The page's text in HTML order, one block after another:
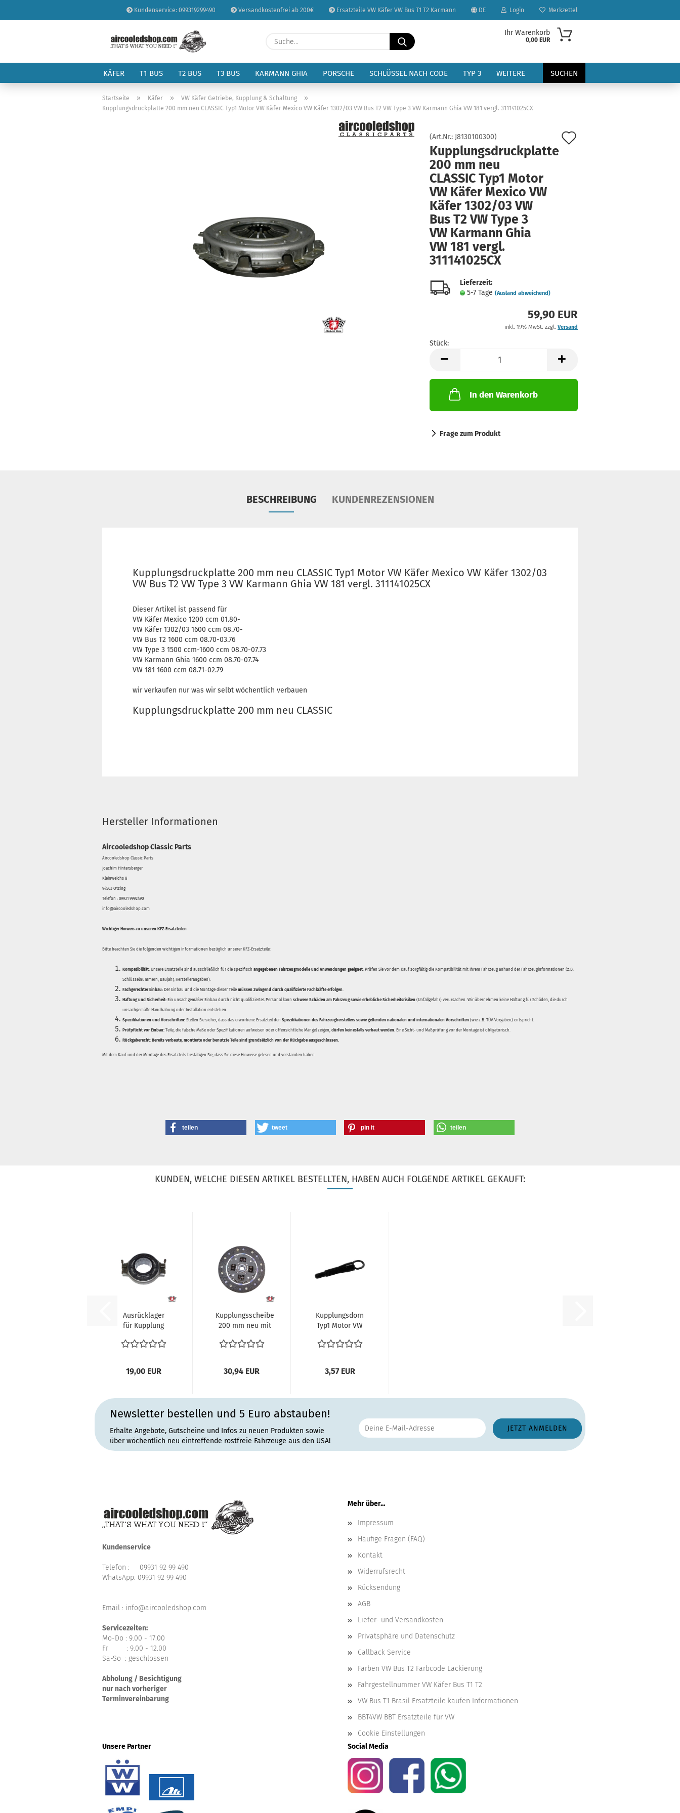
Kundenservice: 099319299490 Versandkostenfrei ab 200€ Ersatzteile VW Käfer VW Bus T1 T2 Karmann DE
Sprache auswählen
Lieferland
Login
Konto erstellen
Passwort vergessen?
Merkzettel
Suche...
Ihr Warenkorb
0,00 EUR
KÄFER T1 BUS T2 BUS T3 BUS KARMANN GHIA PORSCHE SCHLÜSSEL NACH CODE TYP 3 SUCHEN
WEITERE
Startseite » Käfer » VW Käfer Getriebe, Kupplung & Schaltung »
Kupplungsdruckplatte 200 mm neu CLASSIC Typ1 Motor VW Käfer Mexico VW Käfer 1302/03 VW Bus T2 VW Type 3 VW Karmann Ghia VW 181 vergl. 311141025CX
(Art.Nr.: J8130100300)
Kupplungsdruckplatte
200 mm neu
CLASSIC Typ1 Motor
VW Käfer Mexico VW
Käfer 1302/03 VW
Bus T2 VW Type 3
VW Karmann Ghia
VW 181 vergl.
311141025CX
Lieferzeit:
5-7 Tage (Ausland abweichend)
59,90 EUR
inkl. 19% MwSt. zzgl. Versand
Stück:
Stück
In den Warenkorb
Frage zum Produkt
BESCHREIBUNG KUNDENREZENSIONEN
Kupplungsdruckplatte 200 mm neu CLASSIC Typ1 Motor VW Käfer Mexico VW Käfer 1302/03
VW Bus T2 VW Type 3 VW Karmann Ghia VW 181 vergl. 311141025CX
Dieser Artikel ist passend für
VW Käfer Mexico 1200 ccm 01.80-
VW Käfer 1302/03 1600 ccm 08.70-
VW Bus T2 1600 ccm 08.70-03.76
VW Type 3 1500 ccm-1600 ccm 08.70-07.73
VW Karmann Ghia 1600 ccm 08.70-07.74
VW 181 1600 ccm 08.71-02.79
wir verkaufen nur was wir selbt wöchentlich verbauen
Kupplungsdruckplatte 200 mm neu CLASSIC
Hersteller Informationen
Aircooledshop Classic Parts
Aircooledshop Classic Parts
Joachim Hintersberger
Kleinweichs 8
94563 Otzing
Telefon : 09931 9992490
info@aircooledshop.com
Wichtiger Hinweis zu unseren KFZ-Ersatzteilen
Bitte beachten Sie die folgenden wichtigen Informationen bezüglich unserer KFZ-Ersatzteile:
Kompatibilität: Unsere Ersatzteile sind ausschließlich für die spezifisch angegebenen Fahrzeugmodelle und Anwendungen geeignet. Prüfen Sie vor dem Kauf sorgfältig die Kompatibilität mit Ihrem Fahrzeug anhand der Fahrzeuginformationen (z.B.
Schlüsselnummern, Baujahr, Herstellerangaben).
Fachgerechter Einbau: Der Einbau und die Montage dieser Teile müssen zwingend durch qualifizierte Fachkräfte erfolgen.
Haftung und Sicherheit: Ein unsachgemäßer Einbau durch nicht qualifiziertes Personal kann schwere Schäden am Fahrzeug sowie erhebliche Sicherheitsrisiken (Unfallgefahr) verursachen. Wir übernehmen keine Haftung für Schäden, die durch
unsachgemäße Handhabung oder Installation entstehen.
Spezifikationen und Vorschriften: Stellen Sie sicher, dass das erworbene Ersatzteil den Spezifikationen des Fahrzeugherstellers sowie geltenden nationalen und internationalen Vorschriften (wie z.B. TÜV-Vorgaben) entspricht.
Prüfpflicht vor Einbau: Teile, die falsche Maße oder Spezifikationen aufweisen oder offensichtliche Mängel zeigen, dürfen keinesfalls verbaut werden. Eine Sicht- und Maßprüfung vor der Montage ist obligatorisch.
Rückgaberecht: Bereits verbaute, montierte oder benutzte Teile sind grundsätzlich von der Rückgabe ausgeschlossen.
Mit dem Kauf und der Montage des Ersatzteils bestätigen Sie, dass Sie diese Hinweise gelesen und verstanden haben
teilen tweet pin it teilen
KUNDEN, WELCHE DIESEN ARTIKEL BESTELLTEN, HABEN AUCH FOLGENDE ARTIKEL GEKAUFT:
Ausrücklager
für Kupplung
Porsche 924
19,00 EUR
Kupplungsscheibe
200 mm neu mit
Typ1...
30,94 EUR
Kupplungsdorn
Typ1 Motor VW
Karmann Ghia...
3,57 EUR
Newsletter bestellen und 5 Euro abstauben!
Erhalte Angebote, Gutscheine und Infos zu neuen Produkten sowie
über wöchentlich neu eintreffende rostfreie Fahrzeuge aus den USA!
Kundenservice
Telefon : 09931 92 99 490
WhatsApp: 09931 92 99 490
Email : info@aircooledshop.com
Servicezeiten:
Mo-Do : 9.00 - 17.00
Fr : 9.00 - 12.00
Sa-So : geschlossen
Abholung / Besichtigung
nur nach vorheriger
Terminvereinbarung
Mehr über...
Impressum
Häufige Fragen (FAQ)
Kontakt
Widerrufsrecht
Rücksendung
AGB
Liefer- und Versandkosten
Privatsphäre und Datenschutz
Callback Service
Farben VW Bus T2 Farbcode Lackierung
Fahrgestellnummer VW Käfer Bus T1 T2
VW Bus T1 Brasil Ersatzteile kaufen Informationen
BBT4VW BBT Ersatzteile für VW
Cookie Einstellungen
Unsere Partner
Social Media